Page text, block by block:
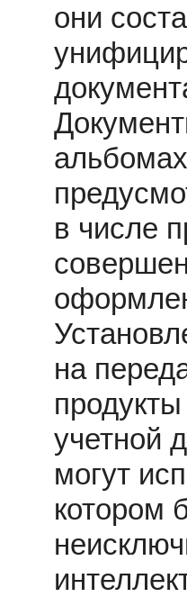
они
в числе
на
учетной
могут
котором